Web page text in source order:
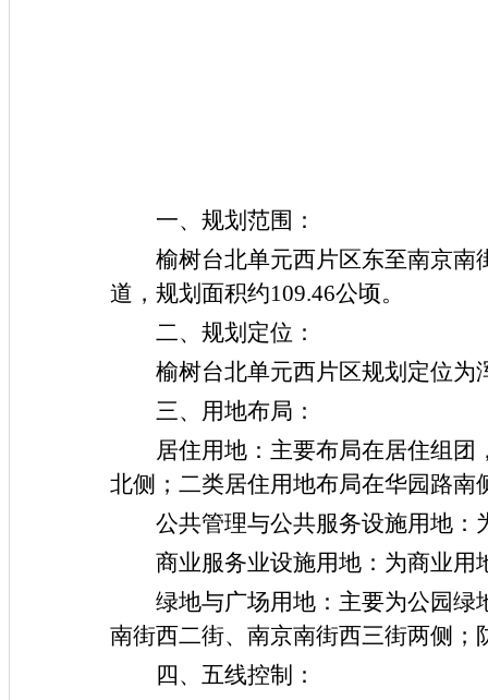
一、规划范围：
榆树台北单元西片区东至南京
道，规划 面积约109.46公顷。
二、规划定位：
榆树台北单元西片区规划定位
三、用地布局：
居住用地：主要布局在居住组团
北侧；二类居住用地布局在华园路南
公共管理与公共服务设施用地：
商业服务业设施用地：为商业用
绿地与广场用地：主要为公园绿
南街西二街、南京南街西三街两侧；
四、五线控制：